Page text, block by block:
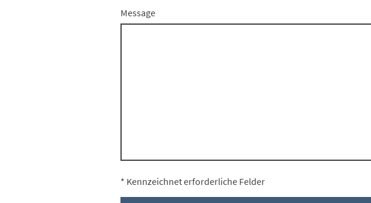
Message
* Kennzeichnet erforderliche Felder